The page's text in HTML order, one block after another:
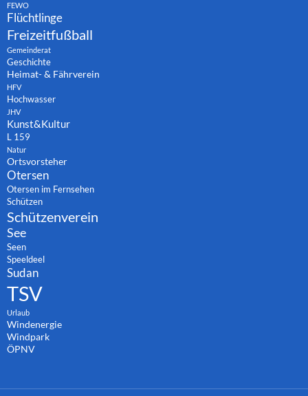
FEWO
Flüchtlinge
Freizeitfußball
Gemeinderat
Geschichte
Heimat- & Fährverein
HFV
Hochwasser
JHV
Kunst&Kultur
L 159
Natur
Ortsvorsteher
Otersen
Otersen im Fernsehen
Schützen
Schützenverein
See
Seen
Speeldeel
Sudan
TSV
Urlaub
Windenergie
Windpark
ÖPNV